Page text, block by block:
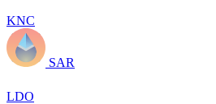
KNC
SAR
LDO